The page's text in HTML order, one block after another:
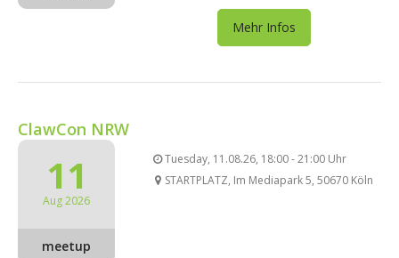
Mehr Infos
ClawCon NRW
11
Aug 2026
meetup
Tuesday, 11.08.26, 18:00 - 21:00 Uhr
STARTPLATZ, Im Mediapark 5, 50670 Köln